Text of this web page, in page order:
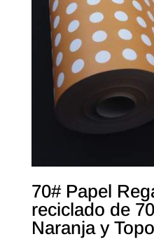
70# Papel
reciclado de
Naranja y